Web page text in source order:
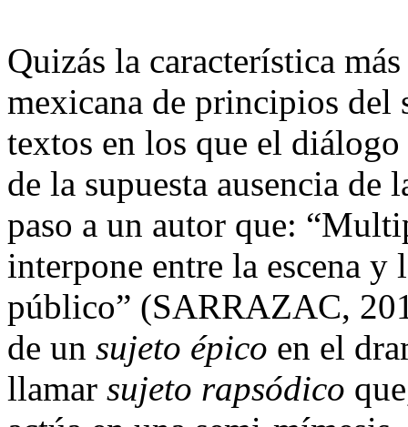
Quizás la característica
mexicana de principios del
textos en los que el
de la supuesta ausencia de
paso a un autor que:
interpone entre la escena y
público” (SARRAZAC,
de un sujeto épico en el
llamar sujeto rapsódico